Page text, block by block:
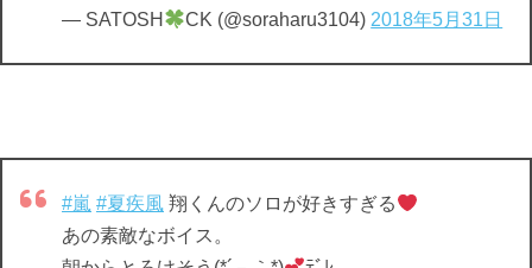
— SATOSH CK (@soraharu3104) 2018年5月31日
#嵐 #夏疾風 翔くんのソロが好きすぎる
あの素敵なボイス。